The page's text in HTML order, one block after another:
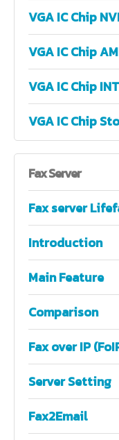
VGA IC Chip
VGA IC Chip
VGA IC Chip
VGA IC Chip
FaxServer
Fax server
Introduction
Main Feature
Comparison
Fax over IP
Server Setting
Fax2Email